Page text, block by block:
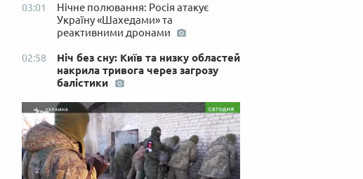
03:01
Нічне полювання: Росія атакує
Україну «Шахедами» та
реактивними дронами
02:58
Ніч без сну: Київ та низку областей
накрила тривога через загрозу
балістики